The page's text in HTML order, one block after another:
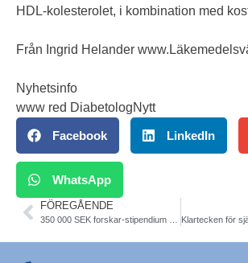
HDL-kolesterolet, i kombination med
Från Ingrid Helander
Nyhetsinfo
www red DiabetologNytt
Facebook LinkedIn
WhatsApp
FÖREGÅENDE